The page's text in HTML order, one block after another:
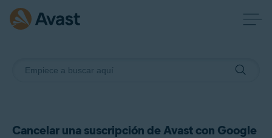
Cancelar una suscripción de Avast con Google